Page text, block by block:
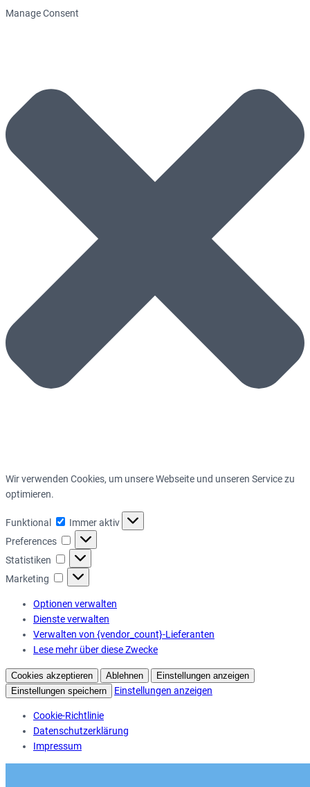
Manage Consent
Wir verwenden Cookies, um unsere Webseite und unseren Service zu
optimieren.
Funktional Funktional
Immer aktiv
Preferences
Preferences
Statistiken Statistiken
Marketing Marketing
Optionen verwalten
Dienste verwalten
Verwalten von {vendor_count}-Lieferanten
Lese mehr über diese Zwecke
Cookies akzeptieren Ablehnen
Einstellungen anzeigen
Einstellungen speichern
Einstellungen anzeigen
Cookie-Richtlinie
Datenschutzerklärung
Impressum